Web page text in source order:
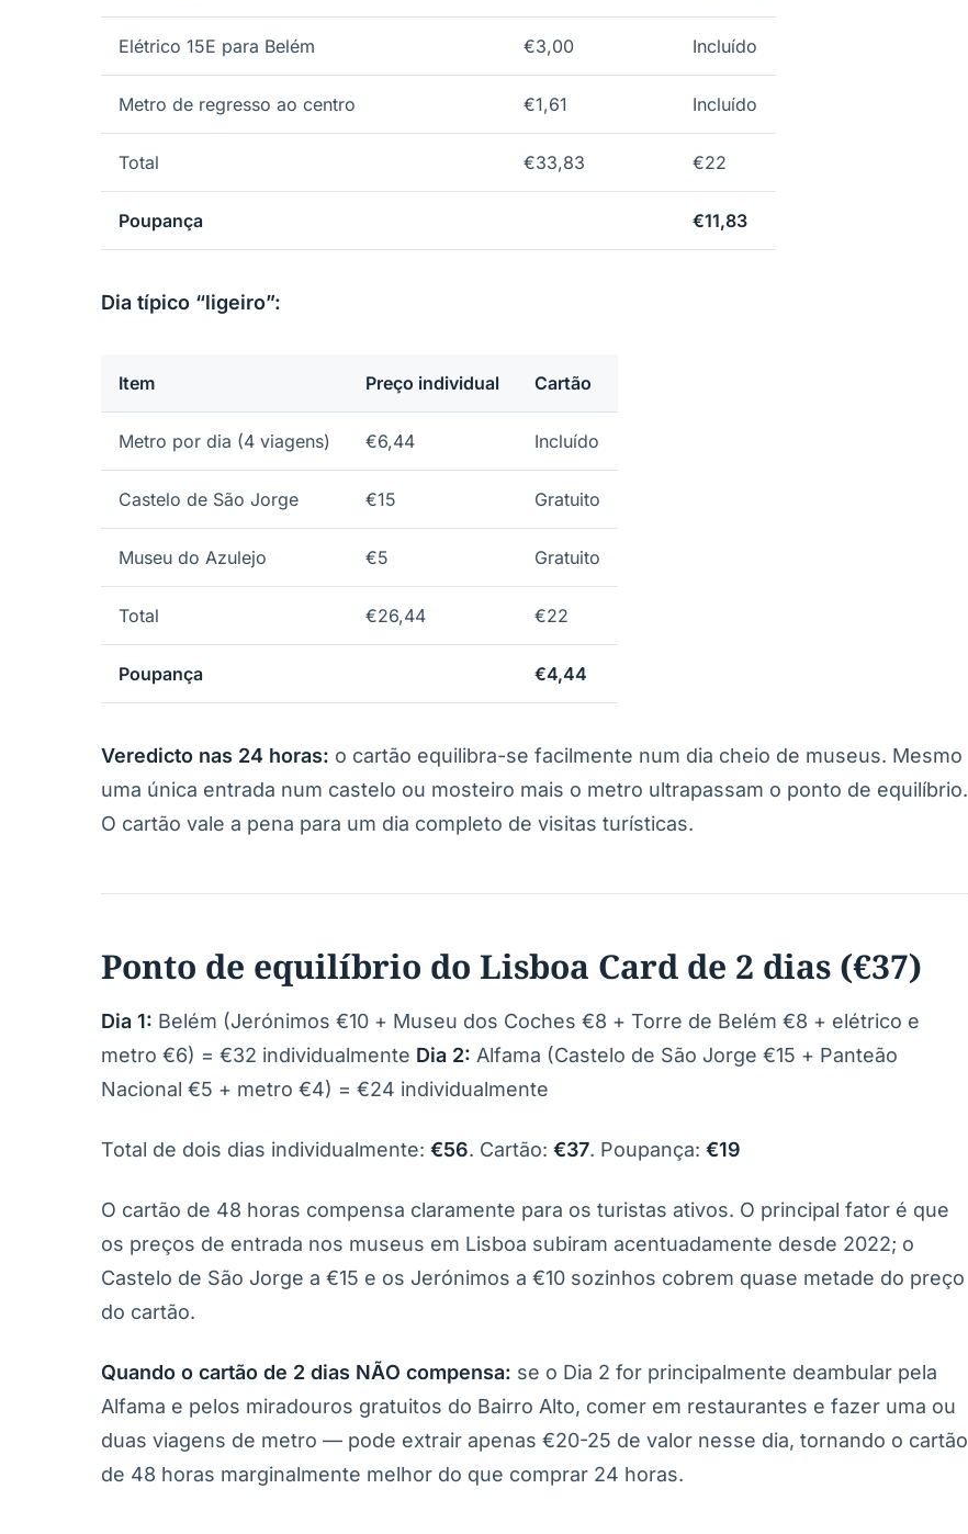
Elétrico 15E para Belém €3,00 Incluído
Metro de regresso ao centro €1,61 Incluído
Total €33,83 €22
Poupança €11,83
Dia típico “ligeiro”:
Item Preço individual Cartão
Metro por dia (4 viagens) €6,44 Incluído
Castelo de São Jorge €15 Gratuito
Museu do Azulejo €5 Gratuito
Total €26,44 €22
Poupança €4,44
Veredicto nas 24 horas: o cartão equilibra-se facilmente num dia cheio de museus. Mesmo
uma única entrada num castelo ou mosteiro mais o metro ultrapassam o ponto de equilíbrio.
O cartão vale a pena para um dia completo de visitas turísticas.
Ponto de equilíbrio do Lisboa Card de 2 dias (€37)
Dia 1: Belém (Jerónimos €10 + Museu dos Coches €8 + Torre de Belém €8 + elétrico e
metro €6) = €32 individualmente Dia 2: Alfama (Castelo de São Jorge €15 + Panteão
Nacional €5 + metro €4) = €24 individualmente
Total de dois dias individualmente: €56. Cartão: €37. Poupança: €19
O cartão de 48 horas compensa claramente para os turistas ativos. O principal fator é que
os preços de entrada nos museus em Lisboa subiram acentuadamente desde 2022; o
Castelo de São Jorge a €15 e os Jerónimos a €10 sozinhos cobrem quase metade do preço
do cartão.
Quando o cartão de 2 dias NÃO compensa: se o Dia 2 for principalmente deambular pela
Alfama e pelos miradouros gratuitos do Bairro Alto, comer em restaurantes e fazer uma ou
duas viagens de metro — pode extrair apenas €20-25 de valor nesse dia, tornando o cartão
de 48 horas marginalmente melhor do que comprar 24 horas.